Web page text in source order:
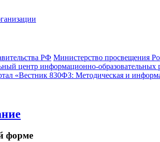
РФ Министерство просвещения
центр информационно-образовательных
«Вестник 830ФЗ: Методическая и
форме